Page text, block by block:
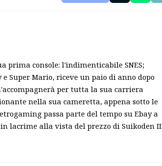
prima console: l'indimenticabile SNES;
Super Mario, riceve un paio di anno dopo
per tutta la sua carriera
nella sua cameretta, appena sotto le
passa parte del tempo su Ebay a
lacrime alla vista del prezzo di Suikoden II